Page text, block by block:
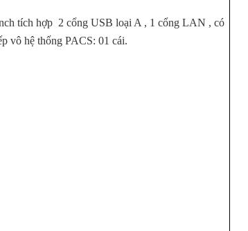
tích hợp 2 cổng USB loại A , 1 cổng LAN , có
vô hệ thống PACS: 01 cái.